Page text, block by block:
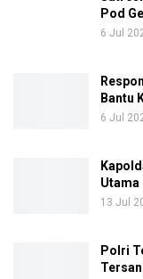
Pod
6 Jul
Bantu
6 Jul
Utama
13 Jul
Polri